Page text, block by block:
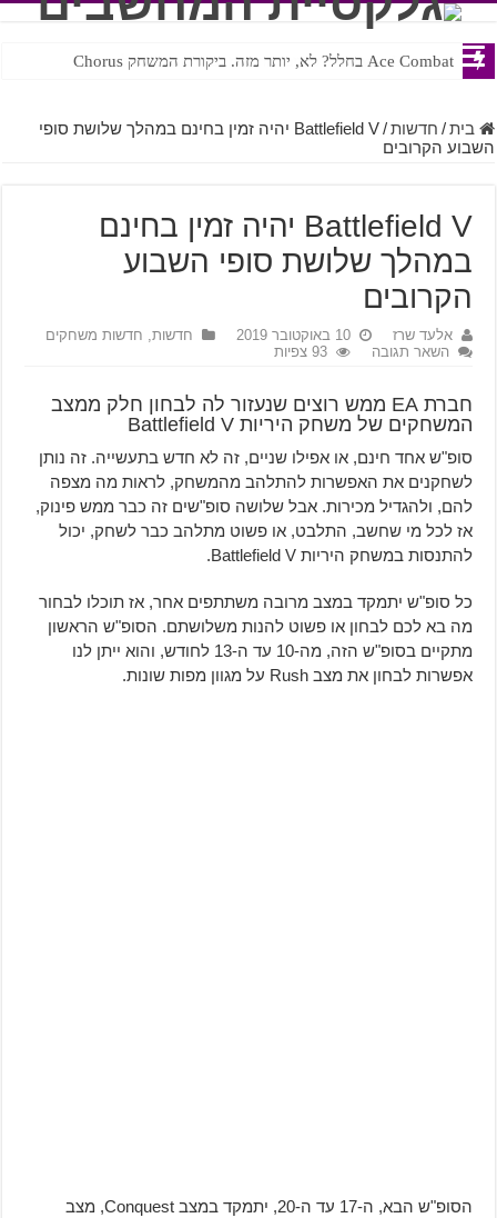
Ace Combat בחלל? לא, יותר מזה. ביקורת המשחק Chorus
Steven Universe והשירים שתורגמו בצורה נוראית לעברית
בית / חדשות /
Battlefield V יהיה זמין בחינם במהלך שלושת סופי
השבוע הקרובים
Battlefield V יהיה זמין בחינם
במהלך שלושת סופי השבוע
הקרובים
אלעד שרז 10 באוקטובר 2019 חדשות, חדשות משחקים
השאר תגובה
93 צפיות
חברת EA ממש רוצים שנעזור לה לבחון חלק ממצב
המשחקים של משחק היריות Battlefield V
סופ"ש אחד חינם, או אפילו שניים, זה לא חדש בתעשייה. זה נותן
לשחקנים את האפשרות להתלהב מהמשחק, לראות מה מצפה
להם, ולהגדיל מכירות. אבל שלושה סופ"שים זה כבר ממש פינוק,
אז לכל מי שחשב, התלבט, או פשוט מתלהב כבר לשחק, יכול
להתנסות במשחק היריות Battlefield V.
כל סופ"ש יתמקד במצב מרובה משתתפים אחר, אז תוכלו לבחור
מה בא לכם לבחון או פשוט להנות משלושתם. הסופ"ש הראשון
מתקיים בסופ"ש הזה, מה-10 עד ה-13 לחודש, והוא ייתן לנו
אפשרות לבחון את מצב Rush על מגוון מפות שונות.
הסופ"ש הבא, ה-17 עד ה-20, יתמקד במצב Conquest, מצב